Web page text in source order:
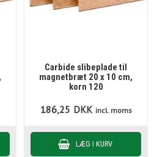
Carbide slibeplade til
magnetbræt 20 x 10 cm,
korn 120
186,25 DKK incl. moms